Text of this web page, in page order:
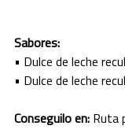
JUJUY
LA PAMPA
LA RIOJA
Sabores:
• Dulce de leche
• Dulce de leche
Conseguilo en:Ruta